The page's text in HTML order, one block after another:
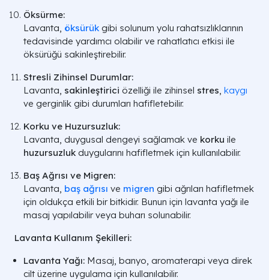
Öksürme:
Lavanta, öksürük gibi solunum yolu rahatsızlıklarının
tedavisinde yardımcı olabilir ve rahatlatıcı etkisi ile
öksürüğü sakinleştirebilir.
Stresli Zihinsel Durumlar:
Lavanta, sakinleştirici özelliği ile zihinsel stres, kaygı
ve gerginlik gibi durumları hafifletebilir.
Korku ve Huzursuzluk:
Lavanta, duygusal dengeyi sağlamak ve korku ile
huzursuzluk duygularını hafifletmek için kullanılabilir.
Baş Ağrısı ve Migren:
Lavanta, baş ağrısı ve migren gibi ağrıları hafifletmek
için oldukça etkili bir bitkidir. Bunun için lavanta yağı ile
masaj yapılabilir veya buharı solunabilir.
Lavanta Kullanım Şekilleri:
Lavanta Yağı: Masaj, banyo, aromaterapi veya direk
cilt üzerine uygulama için kullanılabilir.